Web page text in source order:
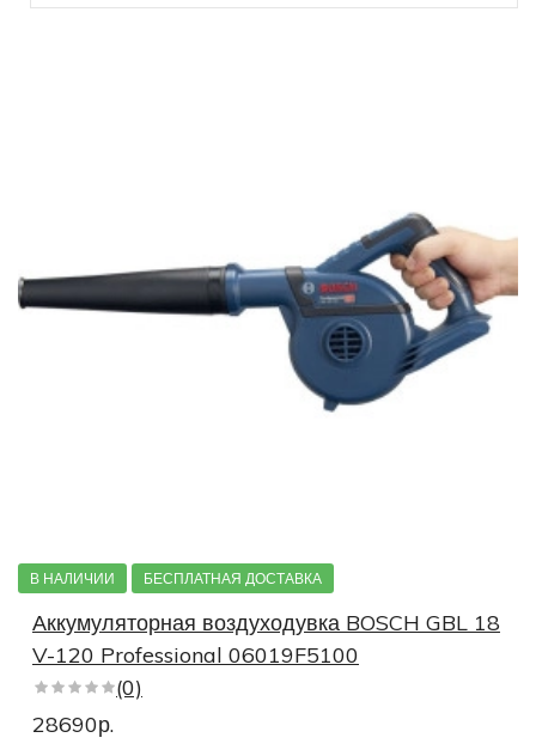
В НАЛИЧИИ БЕСПЛАТНАЯ ДОСТАВКА
Аккумуляторная воздуходувка BOSCH GBL 18
V-120 Professional 06019F5100
(0)
28690р.